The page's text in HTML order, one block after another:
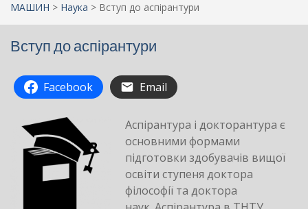
МАШИН > Наука > Вступ до аспірантури
Вступ до аспірантури
Facebook Email
Аспірантура і докторантура є
основними формами
підготовки здобувачів вищої
освіти ступеня доктора
філософії та доктора